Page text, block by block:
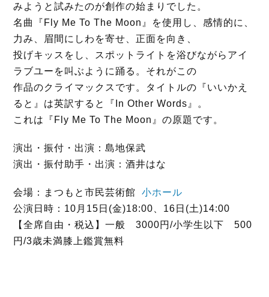
みようと試みたのが創作の始まりでした。
名曲『Fly Me To The Moon』を使用し、感情的に、
力み、眉間にしわを寄せ、正面を向き、
投げキッスをし、スポットライトを浴びながらアイ
ラブユーを叫ぶように踊る。それがこの
作品のクライマックスです。タイトルの『いいかえ
ると』は英訳すると『In Other Words』。
これは『Fly Me To The Moon』の原題です。
演出・振付・出演：島地保武
演出・振付助手・出演：酒井はな
会場：まつもと市民芸術館
小ホール
公演日時：10月15日(金)18:00、16日(土)14:00
【全席自由・税込】一般 3000円/小学生以下 500
円/3歳未満膝上鑑賞無料